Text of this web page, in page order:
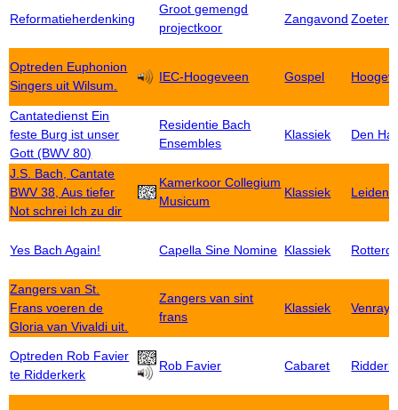
Reformatieherdenking
Groot gemengd
projectkoor
Zangavond
Optreden Euphonion
Singers uit Wilsum.
IEC-Hoogeveen Gospel
Cantatedienst Ein
feste Burg ist unser
Gott (BWV 80)
Residentie Bach
Ensembles
Klassiek Den
J.S. Bach, Cantate
BWV 38, Aus tiefer
Not schrei Ich zu dir
Kamerkoor Collegium
Musicum
Klassiek Leiden
Yes Bach Again! Capella Sine Nomine Klassiek
Zangers van St.
Frans voeren de
Gloria van Vivaldi uit.
Zangers van sint
frans
Klassiek Venray
Optreden Rob Favier
te Ridderkerk
Rob Favier Cabaret